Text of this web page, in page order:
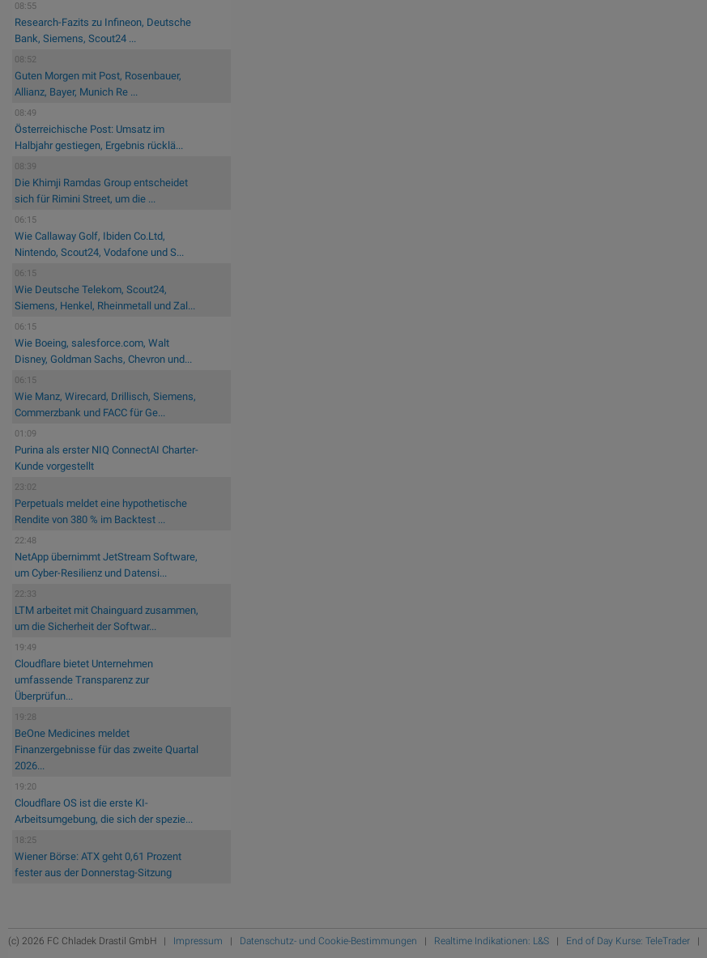
08:55
Research-Fazits zu Infineon, Deutsche
Bank, Siemens, Scout24 ...
08:52
Guten Morgen mit Post, Rosenbauer,
Allianz, Bayer, Munich Re ...
08:49
Österreichische Post: Umsatz im
Halbjahr gestiegen, Ergebnis rücklä...
08:39
Die Khimji Ramdas Group entscheidet
sich für Rimini Street, um die ...
06:15
Wie Callaway Golf, Ibiden Co.Ltd,
Nintendo, Scout24, Vodafone und S...
06:15
Wie Deutsche Telekom, Scout24,
Siemens, Henkel, Rheinmetall und Zal...
06:15
Wie Boeing, salesforce.com, Walt
Disney, Goldman Sachs, Chevron und...
06:15
Wie Manz, Wirecard, Drillisch, Siemens,
Commerzbank und FACC für Ge...
01:09
Purina als erster NIQ ConnectAI Charter-
Kunde vorgestellt
23:02
Perpetuals meldet eine hypothetische
Rendite von 380 % im Backtest ...
22:48
NetApp übernimmt JetStream Software,
um Cyber-Resilienz und Datensi...
22:33
LTM arbeitet mit Chainguard zusammen,
um die Sicherheit der Softwar...
19:49
Cloudflare bietet Unternehmen
umfassende Transparenz zur
Überprüfun...
19:28
BeOne Medicines meldet
Finanzergebnisse für das zweite Quartal
2026...
19:20
Cloudflare OS ist die erste KI-
Arbeitsumgebung, die sich der spezie...
18:25
Wiener Börse: ATX geht 0,61 Prozent
fester aus der Donnerstag-Sitzung
(c) 2026 FC Chladek Drastil GmbH | Impressum | Datenschutz- und Cookie-Bestimmungen | Realtime Indikationen: L&S | End of Day Kurse: TeleTrader |